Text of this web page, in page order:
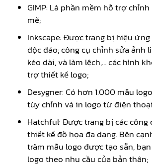
GIMP: Là phần mềm hỗ trợ
mẽ;
Inkscape: Được trang bị hiệu
độc đáo; công cụ chỉnh sửa ảnh
kéo dài, và làm lệch,… các hình
trợ thiết kế logo;
Desygner: Có hơn 1.000 mẫu
tùy chỉnh và in logo từ điện
Hatchful: Được trang bị các công
thiết kế đồ họa đa dạng. Bên
trăm mẫu logo được tạo sẵn,
logo theo nhu cầu của bản thân;